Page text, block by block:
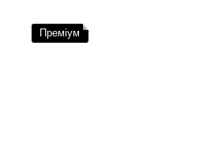
Преміум